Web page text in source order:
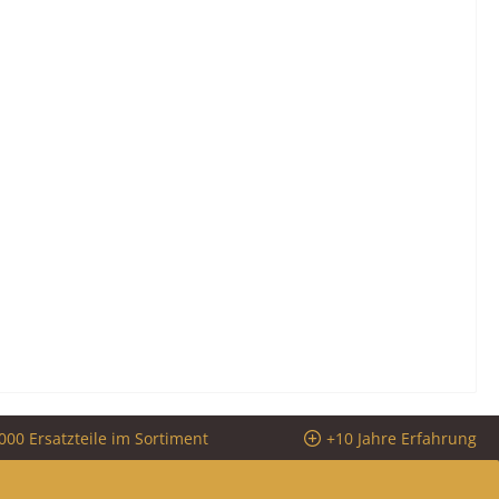
Ersatzteile im Sortiment +10 Jahre Erfahrung